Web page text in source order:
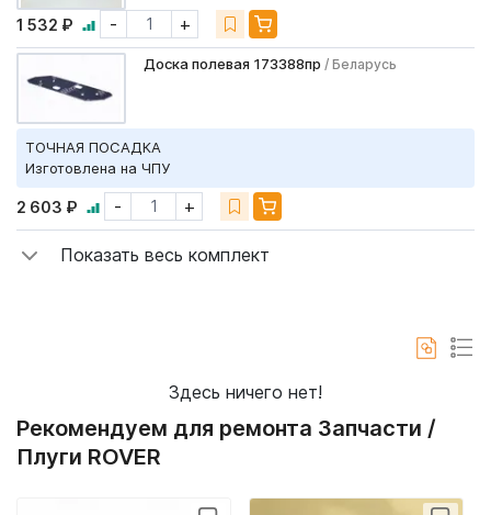
1 532 ₽ - +
Доска полевая 173388пр / Беларусь
ТОЧНАЯ ПОСАДКА
Изготовлена на ЧПУ
2 603 ₽ - +
Показать весь комплект
Здесь ничего нет!
Рекомендуем для ремонта Запчасти /
Плуги ROVER